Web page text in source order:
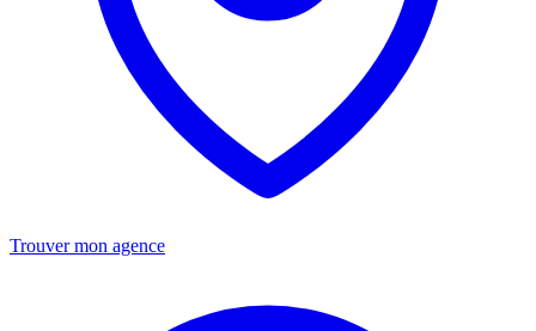
Trouver mon agence